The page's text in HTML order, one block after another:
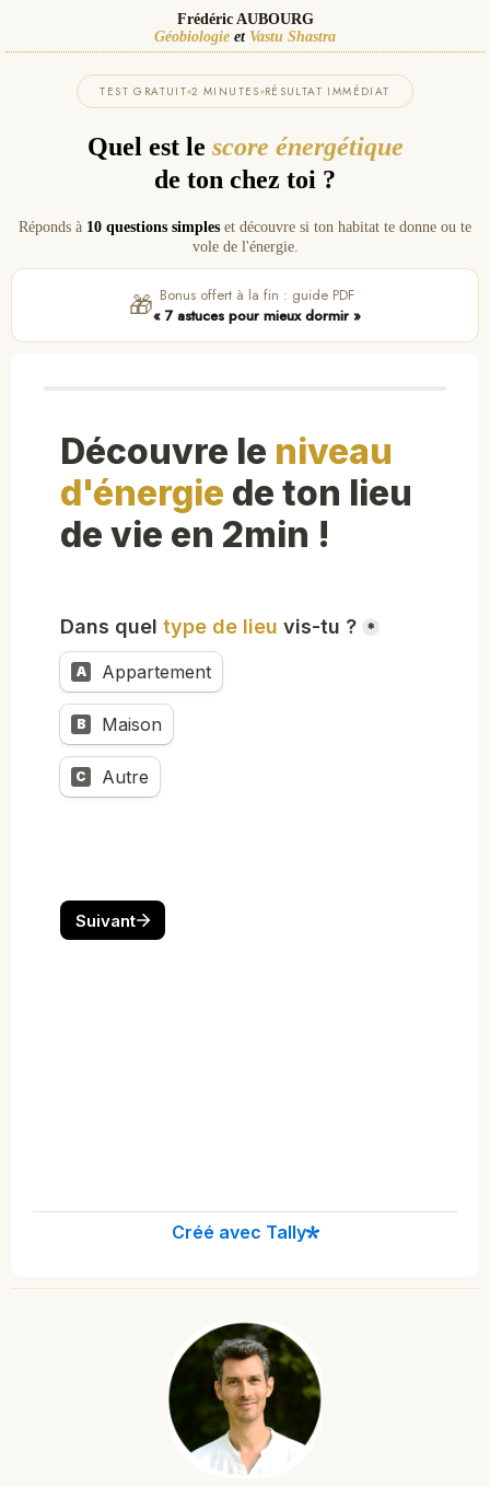
Frédéric AUBOURG
Géobiologie et Vastu Shastra
TEST GRATUIT 2 MINUTES RÉSULTAT IMMÉDIAT
Quel est le score énergétique
de ton chez toi ?
Réponds à 10 questions simples et découvre si ton habitat te donne ou te
vole de l'énergie.
🎁 Bonus offert à la fin : guide PDF
« 7 astuces pour mieux dormir »